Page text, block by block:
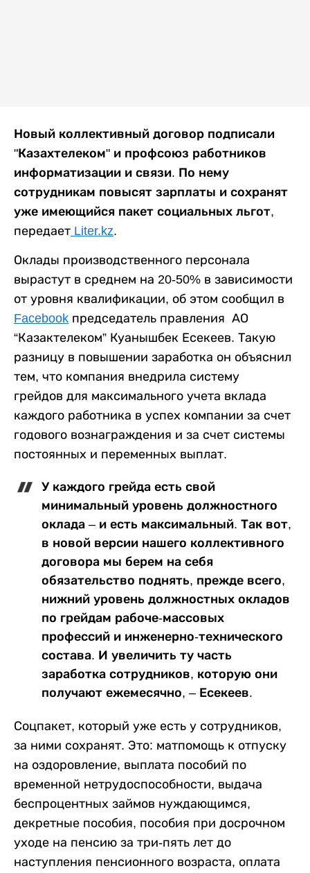
Новый коллективный договор подписали
"Казахтелеком" и профсоюз работников
информатизации и связи. По нему
сотрудникам повысят зарплаты и сохранят
уже имеющийся пакет социальных льгот,
передает Liter.kz.
Оклады производственного персонала
вырастут в среднем на 20-50% в зависимости
от уровня квалификации, об этом сообщил в
Facebook председатель правления АО
“Казактелеком” Куанышбек Есекеев. Такую
разницу в повышении заработка он объяснил
тем, что компания внедрила систему
грейдов для максимального учета вклада
каждого работника в успех компании за счет
годового вознаграждения и за счет системы
постоянных и переменных выплат.
У каждого грейда есть свой
минимальный уровень должностного
оклада – и есть максимальный. Так вот,
в новой версии нашего коллективного
договора мы берем на себя
обязательство поднять, прежде всего,
нижний уровень должностных окладов
по грейдам рабоче-массовых
профессий и инженерно-технического
состава. И увеличить ту часть
заработка сотрудников, которую они
получают ежемесячно, – Есекеев.
Соцпакет, который уже есть у сотрудников,
за ними сохранят. Это: матпомощь к отпуску
на оздоровление, выплата пособий по
временной нетрудоспособности, выдача
беспроцентных займов нуждающимся,
декретные пособия, пособия при досрочном
уходе на пенсию за три-пять лет до
наступления пенсионного возраста, оплата